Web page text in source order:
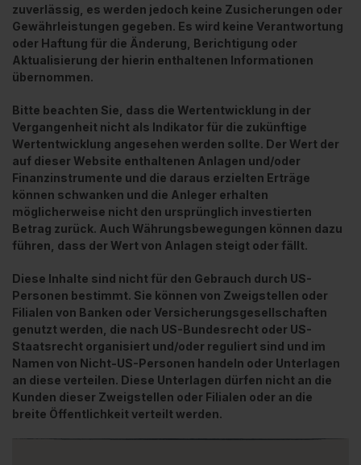
zuverlässig, es werden jedoch keine Zusicherungen oder
Gewährleistungen gegeben. Es wird keine Verantwortung
oder Haftung für die Änderung, Berichtigung oder
Aktualisierung der hierin enthaltenen Informationen
übernommen.
Bitte beachten Sie, dass die Wertentwicklung in der
Vergangenheit nicht als Indikator für die zukünftige
Wertentwicklung angesehen werden sollte. Der Wert der
auf dieser Website enthaltenen Anlagen und/oder
Finanzinstrumente und die daraus erzielten Erträge
können schwanken und die Anleger erhalten
möglicherweise nicht den ursprünglich investierten
Betrag zurück. Auch Währungsbewegungen können dazu
führen, dass der Wert von Anlagen steigt oder fällt.
Diese Inhalte sind nicht für den Gebrauch durch US-
Personen bestimmt. Sie können von Zweigstellen oder
Filialen von Banken oder Versicherungsgesellschaften
genutzt werden, die nach US-Bundesrecht oder US-
Staatsrecht organisiert und/oder reguliert sind und im
Namen von Nicht-US-Personen handeln oder Unterlagen
an diese verteilen. Diese Unterlagen dürfen nicht an die
Kunden dieser Zweigstellen oder Filialen oder an die
breite Öffentlichkeit verteilt werden.